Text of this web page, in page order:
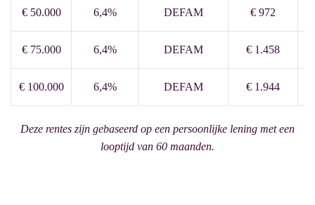
€ 50.000 6,4% DEFAM € 972
€ 75.000 6,4% DEFAM € 1.458
€ 100.000 6,4% DEFAM € 1.944
Deze rentes zijn gebaseerd op een persoonlijke lening met een
looptijd van 60 maanden.